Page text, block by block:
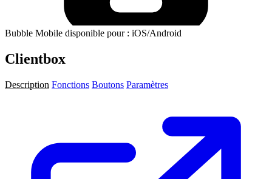
Bubble Mobile disponible pour : iOS/Android
Clientbox
Description Fonctions Boutons Paramètres